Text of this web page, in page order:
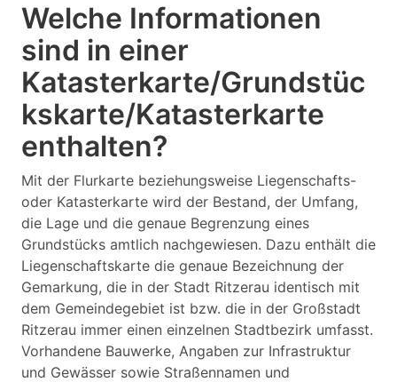
Welche Informationen
sind in einer
Katasterkarte/Grundstüc
kskarte/Katasterkarte
enthalten?
Mit der Flurkarte beziehungsweise Liegenschafts-
oder Katasterkarte wird der Bestand, der Umfang,
die Lage und die genaue Begrenzung eines
Grundstücks amtlich nachgewiesen. Dazu enthält die
Liegenschaftskarte die genaue Bezeichnung der
Gemarkung, die in der Stadt Ritzerau identisch mit
dem Gemeindegebiet ist bzw. die in der Großstadt
Ritzerau immer einen einzelnen Stadtbezirk umfasst.
Vorhandene Bauwerke, Angaben zur Infrastruktur
und Gewässer sowie Straßennamen und